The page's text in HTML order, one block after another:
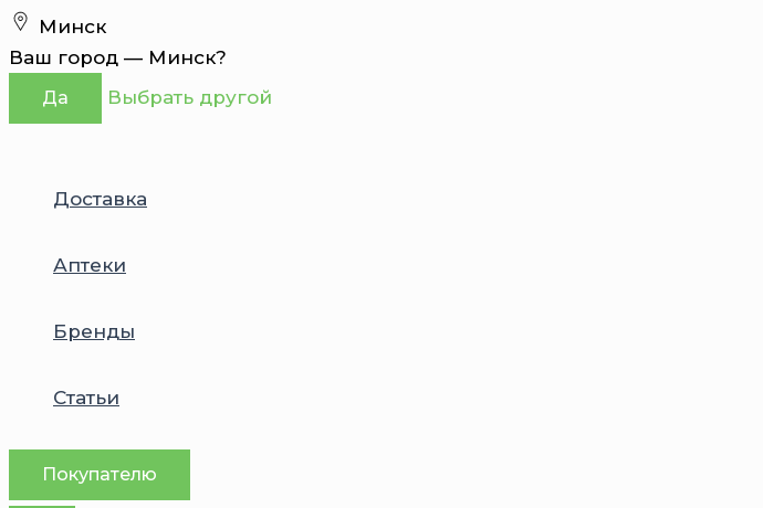
Перейти
к
содержимому
Минск
Ваш город — Минск?
Да Выбрать другой
Доставка
Аптеки
Бренды
Статьи
Покупателю